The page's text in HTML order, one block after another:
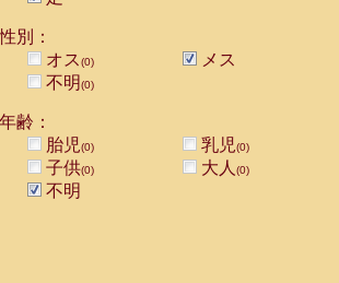
別：
オス(0)
メス
不明(0)
齢：
胎児(0) 乳児(0)
子供(0) 大人 (0)
不明